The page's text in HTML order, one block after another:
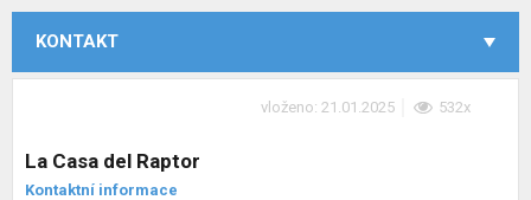
KONTAKT
vloženo: 21.01.2025 532x
La Casa del Raptor
Kontaktní informace